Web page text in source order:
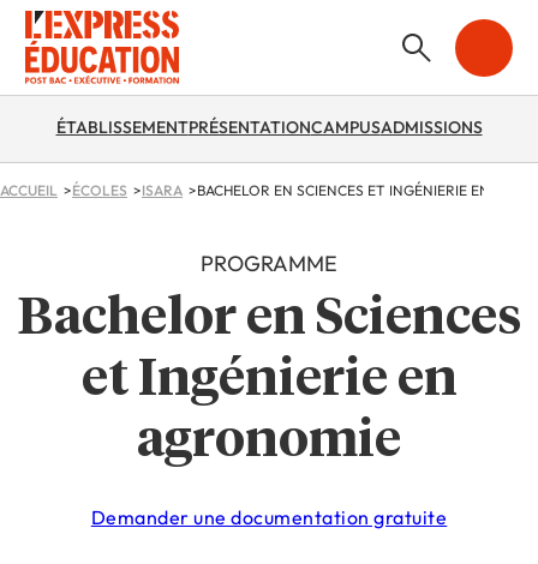
ÉTABLISSEMENTPRÉSENTATIONCAMPUSADMISSIONS
ACCUEIL ÉCOLES ISARA BACHELOR EN SCIENCES ET INGÉNIERIE EN
PROGRAMME
Bachelor en Sciences
et Ingénierie en
agronomie
Demander une documentation gratuite